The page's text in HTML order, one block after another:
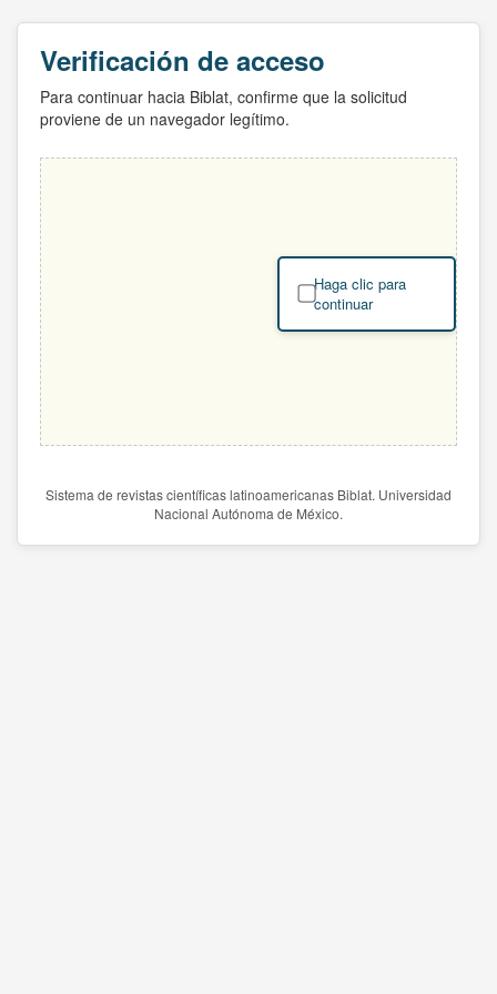
Verificación de acceso
Para continuar hacia Biblat, confirme que la solicitud
proviene de un navegador legítimo.
Haga clic para
continuar
Sistema de revistas científicas latinoamericanas Biblat. Universidad
Nacional Autónoma de México.